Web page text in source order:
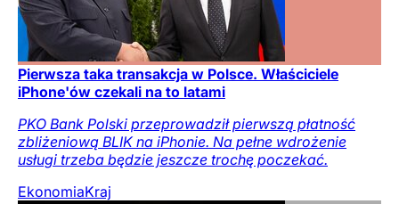
Pierwsza taka transakcja w Polsce. Właściciele
iPhone'ów czekali na to latami
PKO Bank Polski przeprowadził pierwszą płatność
zbliżeniową BLIK na iPhonie. Na pełne wdrożenie
usługi trzeba będzie jeszcze trochę poczekać.
EkonomiaKraj